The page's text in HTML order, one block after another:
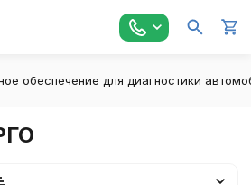
обеспечение для диагностики